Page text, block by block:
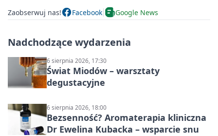
Zaobserwuj nas! Facebook Google News
Nadchodzące wydarzenia
6 sierpnia 2026, 17:30
Świat Miodów – warsztaty
degustacyjne
6 sierpnia 2026, 18:00
Bezsenność? Aromaterapia kliniczna
Dr Ewelina Kubacka – wsparcie snu